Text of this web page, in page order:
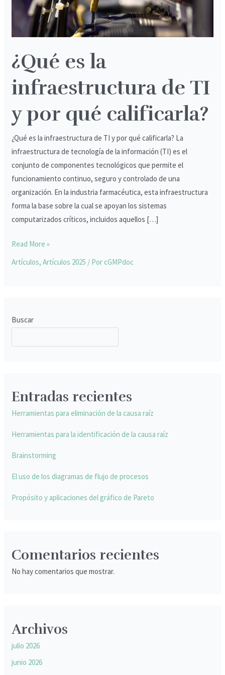
¿Qué es la
infraestructura de TI
y por qué calificarla?
¿Qué es la infraestructura de TI y por qué calificarla? La
infraestructura de tecnología de la información (TI) es el
conjunto de componentes tecnológicos que permite el
funcionamiento continuo, seguro y controlado de una
organización. En la industria farmacéutica, esta infraestructura
forma la base sobre la cual se apoyan los sistemas
computarizados críticos, incluidos aquellos […]
qué
calificarla?
Read More »
Artículos,Artículos 2025 / PorcGMPdoc
Buscar
Entradas recientes
Herramientas para eliminación de la causa raíz
Herramientas para la identificación de la causa raíz
Brainstorming
El uso de los diagramas de flujo de procesos
Propósito y aplicaciones del gráfico de Pareto
Comentarios recientes
No hay comentarios que mostrar.
Archivos
julio 2026
junio 2026